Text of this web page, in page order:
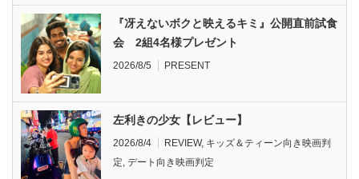
『冴えないボクと映えるキミ』公開直前試食
会 2組4名様プレゼント
2026/8/5 PRESENT
左利きの少女【レビュー】
2026/8/4 REVIEW, キッズ＆ティーン向き映画判
定, デート向き映画判定